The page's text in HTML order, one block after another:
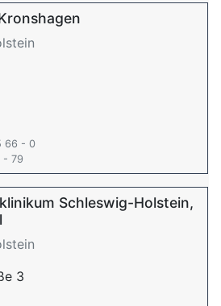
66 - 0
- 79
Schleswig-Holstein,
3